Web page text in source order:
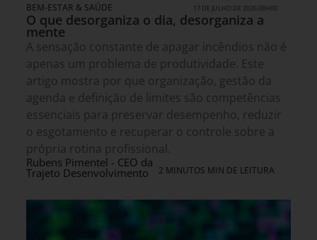
BEM-ESTAR & SAÚDE 17 DE JULHO DE 2026 08H00
O que desorganiza o dia, desorganiza a
mente
A sensação constante de apagar incêndios não é
apenas um problema de produtividade. Este
artigo mostra por que organização, gestão da
agenda e definição de limites são competências
essenciais para preservar desempenho, reduzir
o esgotamento e recuperar o controle sobre a
própria rotina profissional.
Rubens Pimentel - CEO da
Trajeto Desenvolvimento 2 MINUTOS MIN DE LEITURA